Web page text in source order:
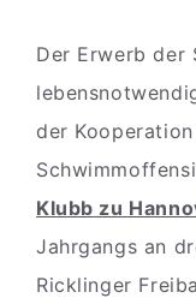
Der Erwerb der
der
Klubb zu
Jahrgangs an
Ricklinger